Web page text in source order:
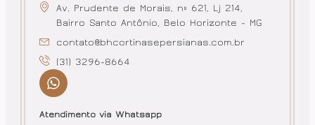
Av. Prudente de Morais, nº 621, Lj 214,
Bairro Santo Antônio, Belo Horizonte - MG
contato@bhcortinasepersianas.com.br
(31) 3296-8664
Atendimento via Whatsapp